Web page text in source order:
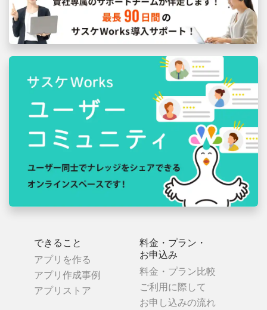
できること
アプリを作る
アプリ作成事例
アプリストア
料金・プラン・
お申込み
料金・プラン比較
ご利用に際して
お申し込みの流れ